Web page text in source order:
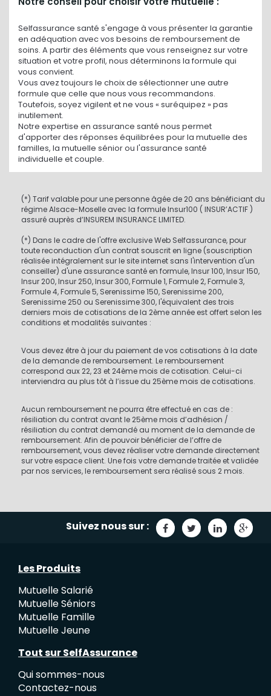
Selfassurance santé s'engage à vous présenter la garantie
en adéquation avec vos besoins de remboursement de
soins. A partir des éléments que vous renseignez sur votre
situation et votre profil, nous déterminons la formule qui
vous convient.
Vous avez toujours le choix de sélectionner une autre
formule que celle que nous vous recommandons.
Toutefois, soyez vigilent et ne vous « suréquipez » pas
inutilement.
Notre expertise en assurance santé nous permet
d'apporter des réponses équilibrées pour la mutuelle des
familles, la mutuelle sénior ou l'assurance santé
individuelle et couple.
(*) Tarif valable pour une personne âgée de 20 ans bénéficiant du
régime Alsace-Moselle avec la formule Insur100 ( INSUR’ACTIF )
assuré auprès d’INSUREM INSURANCE LIMITED.
(*) Dans le cadre de l'offre exclusive Web Selfassurance, pour
toute reconduction d'un contrat souscrit en ligne (souscription
réalisée intégralement sur le site internet sans l'intervention d'un
conseiller) d'une assurance santé en formule, Insur 100, Insur 150,
Insur 200, Insur 250, Insur 300, Formule 1, Formule 2, Formule 3,
Formule 4, Formule 5, Serenissime 150, Serenissime 200,
Serenissime 250 ou Serenissime 300, l'équivalent des trois
derniers mois de cotisations de la 2ème année est offert selon les
conditions et modalités suivantes :
Vous devez être à jour du paiement de vos cotisations à la date
de la demande de remboursement. Le remboursement
correspond aux 22, 23 et 24ème mois de cotisation. Celui-ci
interviendra au plus tôt à l’issue du 25ème mois de cotisations.
Aucun remboursement ne pourra être effectué en cas de :
résiliation du contrat avant le 25ème mois d’adhésion /
résiliation du contrat demandé au moment de la demande de
remboursement. Afin de pouvoir bénéficier de l’offre de
remboursement, vous devez réaliser votre demande directement
sur votre espace client. Une fois votre demande traitée et validée
par nos services, le remboursement sera réalisé sous 2 mois.
Suivez nous sur :
Les Produits
Mutuelle Salarié
Mutuelle Séniors
Mutuelle Famille
Mutuelle Jeune
Tout sur SelfAssurance
Qui sommes-nous
Contactez-nous